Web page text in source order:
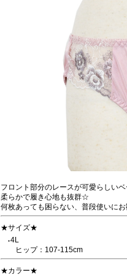
フロント部分のレースが可愛らしい
柔らかで履き心地も抜群☆
何枚あっても困らない、普段使いにお
★サイズ★
●4L
ヒップ：107-115cm
★カラー★